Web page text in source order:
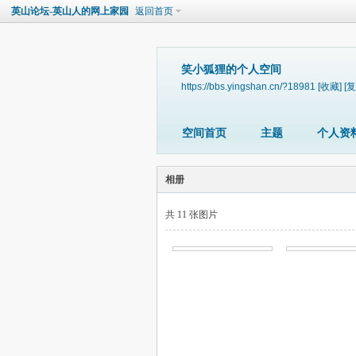
英山论坛-英山人的网上家园 返回首页
笑小狐狸的个人空间
https://bbs.yingshan.cn/?18981 [收藏] [
空间首页 主题 个人资
相册
共 11 张图片